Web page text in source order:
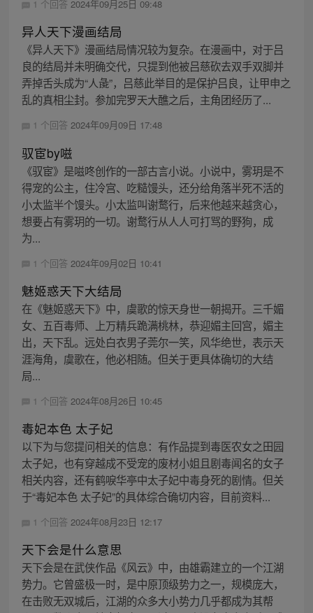
1 个回答 2024年09月25日 09:48
异人天下漫画结局
《异人天下》漫画结局情况较为复杂。在漫画中，对于吕
良的结局并未明确交代，只提到他被吕慈砍去双手双脚并
弄掉舌头成为“人彘”，吕慈此举目的是保护吕良，让甲申之
乱的真相尘封。参加完罗天大醮之后，主角团经历了...
1 个回答 2024年09月09日 17:48
驭宦by嗞
《驭宦》是嗞咚创作的一部古言小说。小说中，雾玥是不
得宠的公主，住冷宫、吃糙馒头，还分给角落半死不活的
小太监半个馒头。小太监叫谢鹜行，后来他越来越贪心，
想要占有雾玥的一切。谢鹜行从人人可打骂的野狗，成
为...
1 个回答 2024年09月02日 10:41
魅姬惑天下大结局
在《魅姬惑天下》中，虞歌的惊天身世一朝揭开。三千媚
女、五百毒师、上万精兵跪满桃林，恭迎媚主回宫，媚主
出，天下乱。远处白衣男子莞尔一笑，风华绝世，表示天
涯海角，虞歌在，他必相随。但关于更具体确切的大结
局...
1 个回答 2024年08月26日 10:45
毒妃本色 太子妃
以下为与您提问相关的信息：有作品提到毒医农女之田园
太子妃，也有穿越成不受宠的废材小姐且剧毒闻名的女子
相关内容，还有鹤唳华亭中太子妃中毒身死的剧情。但关
于“毒妃本色 太子妃”的具体综合确切内容，目前资料...
1 个回答 2024年08月23日 12:17
天下会是什么意思
天下会是在武侠作品《风云》中，由雄霸建立的一个江湖
势力。它曾盛极一时，是中原顶级势力之一，规模庞大，
在击败无双城后，江湖的众多大小势力几乎都成为其帮